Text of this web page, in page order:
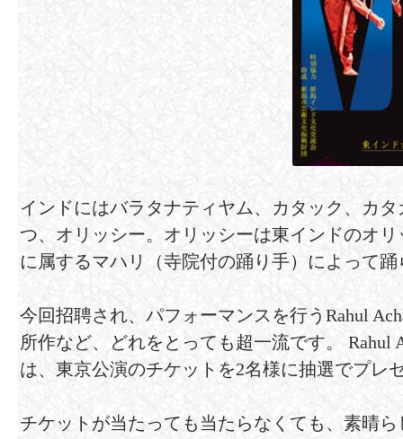
インドにはバラタナティヤム、カタック、カ
つ、オリッシー。オリッシーは東インドのオ
に属するマハリ（寺院付の踊り手）によって
今回招聘され、パフォーマンスを行うRahul
所作など、どれをとっても超一流です。 Rahul
は、東京公演のチケットを2名様に抽選でプレ
チケットが当たっても当たらなくても、素晴